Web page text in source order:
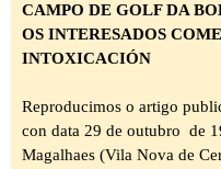
CAMPO DE GOLF DA
OS INTERESADOS
INTOXICACIÓN
Reproducimos o artigo
con data 29 de outubro de
Magalhaes (Vila Nova de